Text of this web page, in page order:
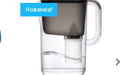
Новинка!